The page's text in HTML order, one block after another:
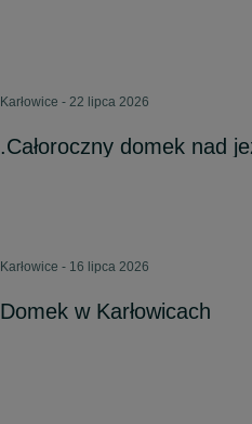
Karłowice - 22 lipca 2026
.Całoroczny domek nad
Karłowice - 16 lipca 2026
Domek w Karłowicach